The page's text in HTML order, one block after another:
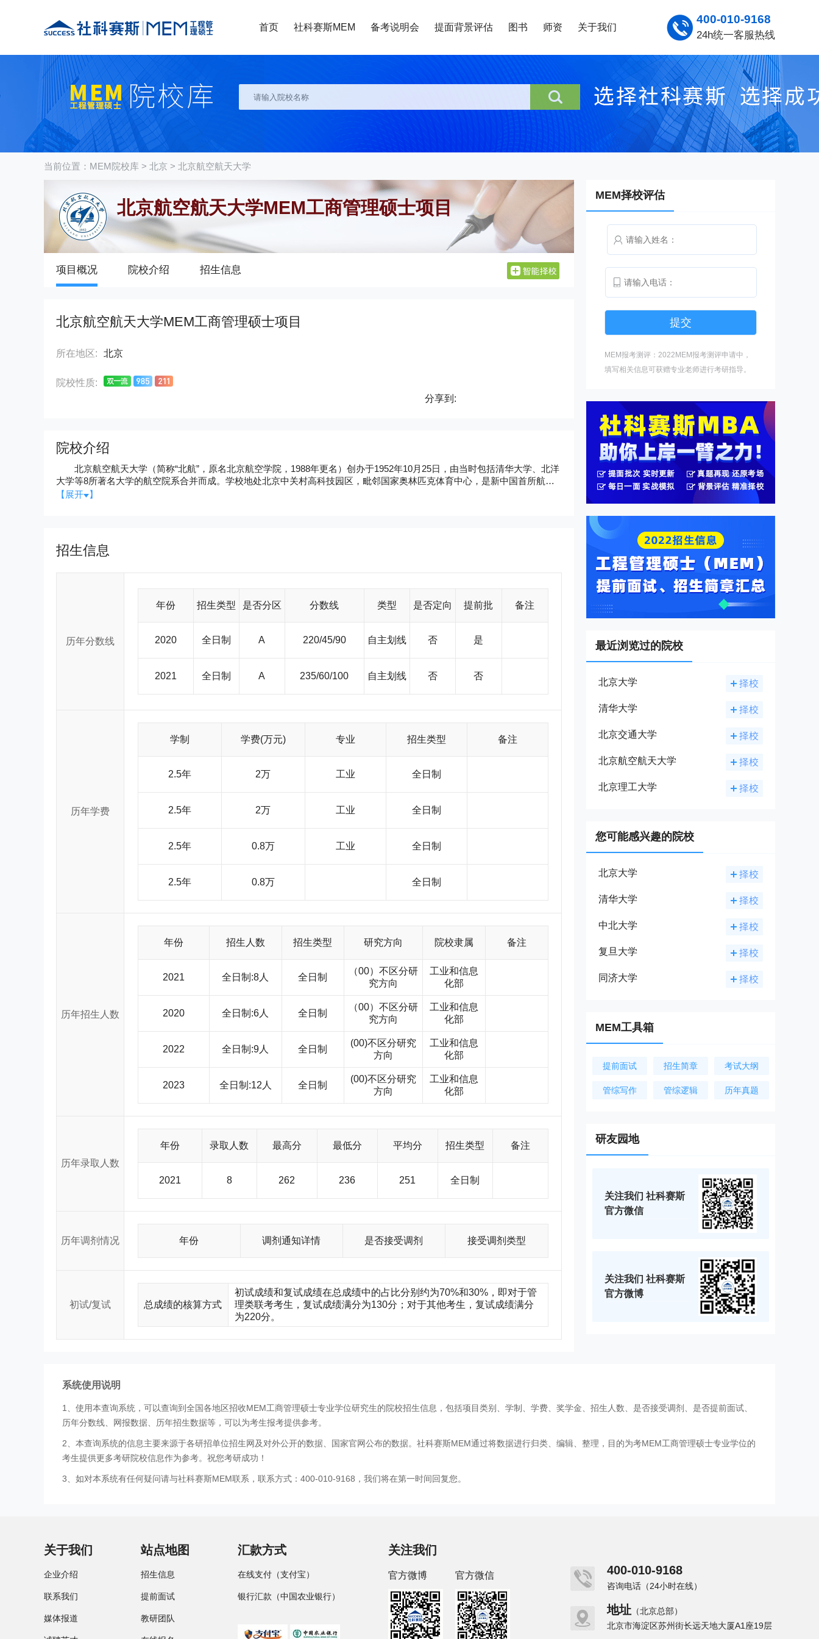
首页 社科赛斯MEM 备考说明会 提面背景评估 图书 师资 关于我们
400-010-9168
24h统一客服热线
当前位置： MEM院校库 > 北京 > 北京航空航天大学
北京航空航天大学MEM工商管理硕士项目
项目概况 院校介绍 招生信息
北京航空航天大学MEM工商管理硕士项目
所在地区: 北京
院校性质:
分享到:
院校介绍
北京航空航天大学（简称“北航”，原名北京航空学院，1988年更名）创办于1952年10月25日，由当时包括清华大学、北洋
大学等8所著名大学的航空院系合并而成。学校地处北京中关村高科技园区，毗邻国家奥林匹克体育中心，是新中国首所航空
工程大学。20世纪50年代，北航被国家确定为全国15所重点大学之一；80年代中期，被列入国家七五 重点建设的15所高校行
手帮助北航发展腾飞。 目前，北航已成为一所包括26个学院、系，涵盖理、工、文、法、经济、管理、哲学、教育等学
科门类的，具有航空航天特色和工程技术优势的多科性、开放式、研究型大学。全校共有教职工3000余人，他们之中有“两
积极探索适应时代和社会发展要求的培养新模式，形成了多层次、多类型、多规格的人才培养体系。建校以来，培养了近8万
学子的杰出代表；更有无数学子不辜负祖国和人民的培养与期望，肩负母校的希冀和重托，走进“三线”、踏入戈壁。他们都是
翼。在科学研究和工程技术领域，创造了40多项国内第一的高水平成果，为经济建设做出了重要贡献，先后累计有976项重大
校积极吸纳办学合作伙伴，以联合办学、技术开发、成果转化、产品制造、人才培养为纽带，通过抓省（地、校）校合作、抓
飞行模拟器、计算机领域的硅编译系统、新材料和信息存储领域中的相变型光盘、先进的机器人技术……乃至参与“神舟”飞船
统，团结奋进，奋力拼搏，向“国内一流，世界知名”的高水平大学之路迈进。
【展开 】
招生信息
历年分数线
年份 招生类型 是否分区 分数线 类型 是否定向 提前批 备注
2020 全日制 A 220/45/90 自主划线 否 是
2021 全日制 A 235/60/100 自主划线 否 否
历年学费
学制 学费(万元) 专业 招生类型 备注
2.5年 2万 工业 全日制
2.5年 2万 工业 全日制
2.5年 0.8万 工业 全日制
2.5年 0.8万 全日制
历年招生人数
年份 招生人数 招生类型 研究方向 院校隶属 备注
2021 全日制:8人 全日制
（00）不区分研
究方向
工业和信息
化部
2020 全日制:6人 全日制
（00）不区分研
究方向
工业和信息
化部
2022 全日制:9人 全日制
(00)不区分研究
方向
工业和信息
化部
2023 全日制:12人 全日制
(00)不区分研究
方向
工业和信息
化部
历年录取人数
年份 录取人数 最高分 最低分 平均分 招生类型 备注
2021 8 262 236 251 全日制
历年调剂情况 年份 调剂通知详情 是否接受调剂 接受调剂类型
初试/复试 总成绩的核算方式
初试成绩和复试成绩在总成绩中的占比分别约为70%和30%，即对于管
理类联考考生，复试成绩满分为130分；对于其他考生，复试成绩满分
为220分。
MEM择校评估
MEM报考测评：2022MEM报考测评申请中，
填写相关信息可获赠专业老师进行考研指导。
最近浏览过的院校
北京大学
清华大学
北京交通大学
北京航空航天大学
北京理工大学
您可能感兴趣的院校
北京大学
清华大学
中北大学
复旦大学
同济大学
MEM工具箱
提前面试 招生简章 考试大纲
管综写作 管综逻辑 历年真题
研友园地
关注我们 社科赛斯
官方微信
关注我们 社科赛斯
官方微博
系统使用说明
1、使用本查询系统，可以查询到全国各地区招收MEM工商管理硕士专业学位研究生的院校招生信息，包括项目类别、学制、学费、奖学金、招生人数、是否接受调剂、是否提前面试、
历年分数线、网报数据、历年招生数据等，可以为考生报考提供参考。
2、本查询系统的信息主要来源于各研招单位招生网及对外公开的数据、国家官网公布的数据。社科赛斯MEM通过将数据进行归类、编辑、整理，目的为考MEM工商管理硕士专业学位的
考生提供更多考研院校信息作为参考。祝您考研成功！
3、如对本系统有任何疑问请与社科赛斯MEM联系，联系方式：400-010-9168，我们将在第一时间回复您。
关于我们
企业介绍
联系我们
媒体报道
站点地图
招生信息
提前面试
教研团队
汇款方式
在线支付（支付宝）
银行汇款（中国农业银行）
关注我们
官方微博 官方微信 400-010-9168
咨询电话（24小时在线）
地址 （北京总部）
北京市海淀区苏州街长远天地大厦A1座19层